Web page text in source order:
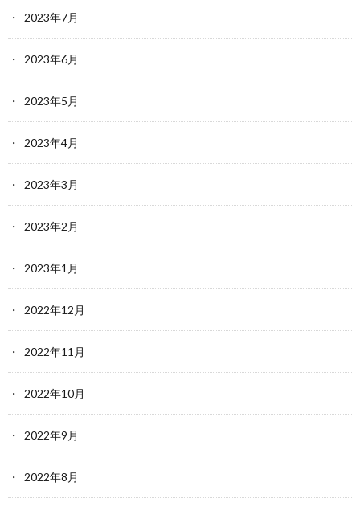
2023年7月
2023年6月
2023年5月
2023年4月
2023年3月
2023年2月
2023年1月
2022年12月
2022年11月
2022年10月
2022年9月
2022年8月